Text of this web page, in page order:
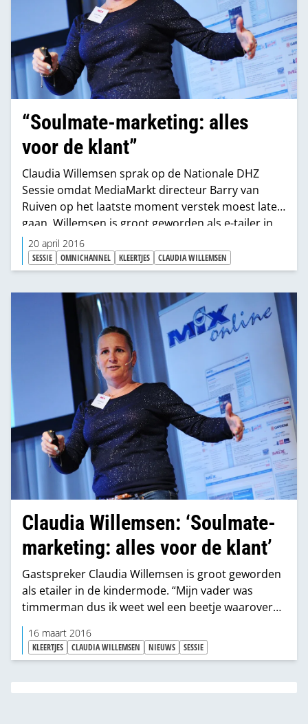
“Soulmate-marketing: alles
voor de klant”
Claudia Willemsen sprak op de Nationale DHZ
Sessie omdat MediaMarkt directeur Barry van
Ruiven op het laatste moment verstek moest laten
gaan. Willemsen is groot geworden als e-tailer in
de kindermode. “Mijn vader was timmerman, dus
ik weet wel een beetje waarover jullie praten”,
grapte ze tijdens haar voordracht op de Nationale
DHZ Sessie.
20 april 2016
SESSIE OMNICHANNEL KLEERTJES CLAUDIA WILLEMSEN
Claudia Willemsen: ‘Soulmate-
marketing: alles voor de klant’
Gastspreker Claudia Willemsen is groot geworden
als etailer in de kindermode. “Mijn vader was
timmerman dus ik weet wel een beetje waarover
jullie praten”, grapte ze tijdens haar voordracht op
de Nationale DHZ-Sessie, om daarna meteen
serieus te vervolgen: “Als retailer moet je ervoor
persoonlijke aandacht geeft. Soulmate-marketing,
16 maart 2016
KLEERTJES CLAUDIA WILLEMSEN NIEUWS SESSIE